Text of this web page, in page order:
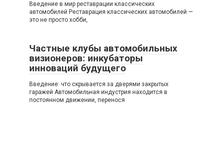
Введение в мир реставрации классических
автомобилей Реставрация классических автомобилей —
это не просто хобби,
Частные клубы автомобильных
визионеров: инкубаторы
инноваций будущего
Введение: что скрывается за дверями закрытых
гаражей Автомобильная индустрия находится в
постоянном движении, перенося